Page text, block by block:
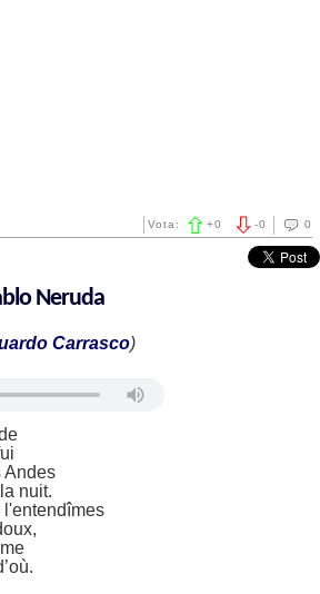
0
-0
Vota: +0
Neruda
Carrasco)
Andes
nuit.
l'entendîmes